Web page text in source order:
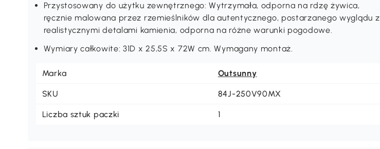
Przystosowany do użytku zewnętrznego: Wytrzymała, odporna na rdzę żywica,
ręcznie malowana przez rzemieślników dla autentycznego, postarzanego wyglądu z
realistycznymi detalami kamienia, odporna na różne warunki pogodowe.
Wymiary całkowite: 31D x 25,5S x 72W cm. Wymagany montaż.
Marka Outsunny
SKU 84J-250V90MX
Liczba sztuk paczki 1